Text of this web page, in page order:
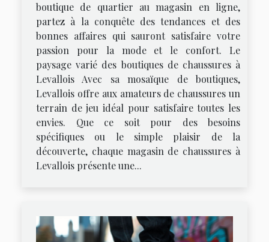
boutique de quartier au magasin en ligne,
partez à la conquête des tendances et des
bonnes affaires qui sauront satisfaire votre
passion pour la mode et le confort. Le
paysage varié des boutiques de chaussures à
Levallois Avec sa mosaïque de boutiques,
Levallois offre aux amateurs de chaussures un
terrain de jeu idéal pour satisfaire toutes les
envies. Que ce soit pour des besoins
spécifiques ou le simple plaisir de la
découverte, chaque magasin de chaussures à
Levallois présente une...